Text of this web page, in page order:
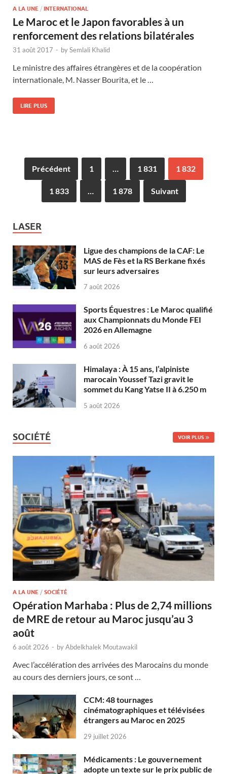
A LA UNE / INTERNATIONAL
Le Maroc et le Japon favorables à un
renforcement des relations bilatérales
31 août 2017 - bySemlali Khalid
Le ministre des affaires étrangères et de la coopération
internationale, M. Nasser Bourita, et le …
LIRE PLUS
Précédent 1 1 831 1 832
1 833 1 878 Suivant
LASER
Ligue des champions de la CAF: Le
MAS de Fès et la RS Berkane fixés
sur leurs adversaires
7 août 2026
Sports Équestres : Le Maroc qualifié
aux Championnats du Monde FEI
2026 en Allemagne
6 août 2026
Himalaya : À 15 ans, l’alpiniste
marocain Youssef Tazi gravit le
sommet du Kang Yatse II à 6.250 m
5 août 2026
SOCIÉTÉ VOIR PLUS
A LA UNE / SOCIÉTÉ
Opération Marhaba : Plus de 2,74 millions
de MRE de retour au Maroc jusqu’au 3
août
6 août 2026 - byAbdelkhalek Moutawakil
Avec l’accélération des arrivées des Marocains du monde
au cours des derniers jours, ce sont …
CCM: 48 tournages
cinématographiques et télévisées
étrangers au Maroc en 2025
29 juillet 2026
Médicaments : Le gouvernement
adopte un texte sur le prix public de